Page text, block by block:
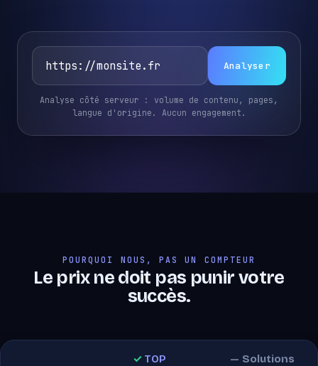
Analyser
Analyse côté serveur : volume de contenu, pages,
langue d'origine. Aucun engagement.
POURQUOI NOUS, PAS UN COMPTEUR
Le prix ne doit pas punir votre
succès.
TOP
Solutions